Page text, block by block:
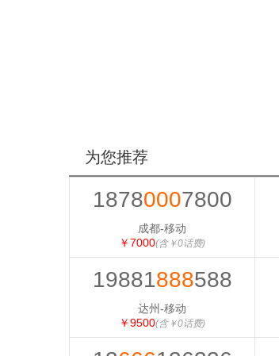
为您推荐
18780007800
成都-移动
￥7000(含￥0话费)
19881888588
达州-移动
￥9500(含￥0话费)